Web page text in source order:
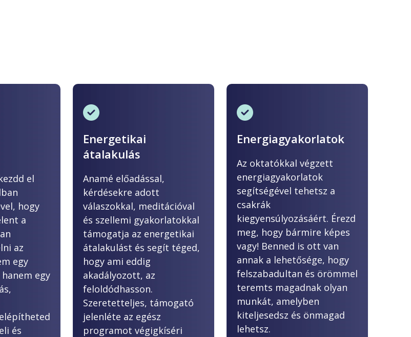
el
hogy
a
az
egy
egy
és
Energetikai
átalakulás
Anamé előadással,
kérdésekre adott
válaszokkal, meditációval
és szellemi gyakorlatokkal
támogatja az energetikai
átalakulást és segít téged,
hogy ami eddig
akadályozott, az
feloldódhasson.
Szeretetteljes, támogató
jelenléte az egész
programot végigkíséri
Energiagyakorlatok
Az oktatókkal végzett
energiagyakorlatok
segítségével tehetsz a
csakrák
kiegyensúlyozásáért. Érezd
meg, hogy bármire képes
vagy! Benned is ott van
annak a lehetősége, hogy
felszabadultan és örömmel
teremts magadnak olyan
munkát, amelyben
kiteljesedsz és önmagad
lehetsz.